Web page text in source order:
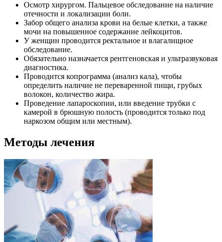
Осмотр хирургом. Пальцевое обследование на наличие
отечности и локализации боли.
Забор общего анализа крови на белые клетки, а также
мочи на повышенное содержание лейкоцитов.
У женщин проводится ректальное и влагалищное
обследование.
Обязательно назначается рентгеновская и ультразвуковая
диагностика.
Проводится копрограмма (анализ кала), чтобы
определить наличие не переваренной пищи, грубых
волокон, количество жира.
Проведение лапароскопии, или введение трубки с
камерой в брюшную полость (проводится только под
наркозом общим или местным).
Методы лечения